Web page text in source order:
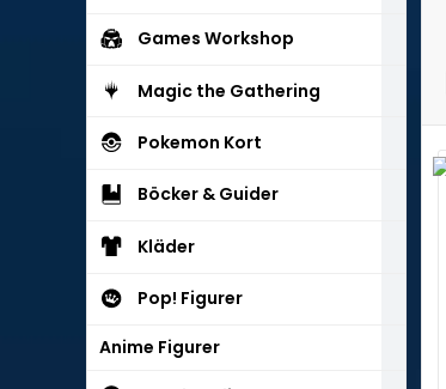
Games Workshop
Magic the Gathering
Pokemon Kort
Böcker & Guider
Kläder
Pop! Figurer
Anime Figurer